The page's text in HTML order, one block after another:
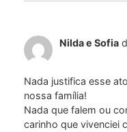
Nilda e Sofia
Nada justifica esse
nossa família!
Nada que falem ou
carinho que vivenciei